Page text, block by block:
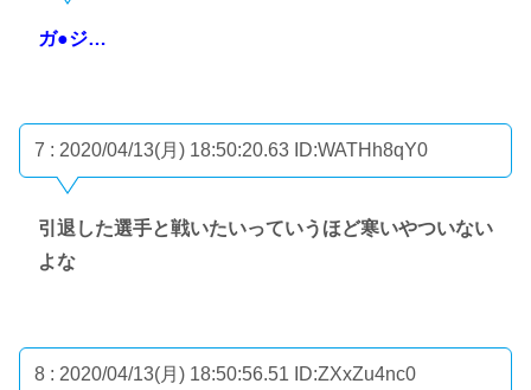
ガ●ジ…
7 : 2020/04/13(月) 18:50:20.63 ID:WATHh8qY0
引退した選手と戦いたいっていうほど寒いやついない
よな
8 : 2020/04/13(月) 18:50:56.51 ID:ZXxZu4nc0